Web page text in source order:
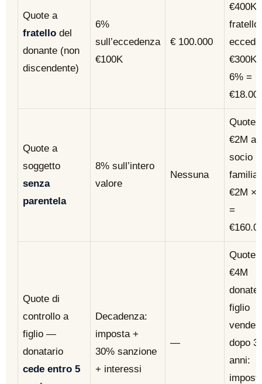
Quote a
fratello del
donante (non
discendente)
6%
sull’eccedenza
€100K
€ 100.000
€400K
fratello:
€300K
6% =
Quote a
soggetto
senza
parentela
8% sull’intero
valore
Nessuna
Quote
€2M a
socio
€2M ×
=
Quote di
controllo a
figlio —
donatario
cede entro 5
Decadenza:
imposta +
30% sanzione
+ interessi
—
Quote
€4M
donate,
figlio
vende
dopo 3
anni: